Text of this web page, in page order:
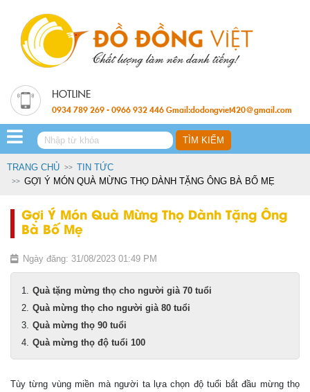
0934 789 269 - 0966 932 446 Gmail:dodongviet420@gmail.com
TRANG CHỦ
TIN TỨC
GỢI Ý MÓN QUÀ MỪNG THỌ DÀNH TẶNG ÔNG BÀ BỐ MẸ
Gợi Ý Món Quà Mừng Thọ Dành Tặng Ông
Bà Bố Mẹ
Ngày đăng: 31/08/2023 01:49 PM
Quà tặng mừng thọ cho người già 70 tuổi
Quà mừng thọ cho người già 80 tuổi
Quà mừng thọ 90 tuổi
Quà mừng thọ độ tuổi 100
Tùy từng vùng miền mà người ta lựa chọn độ tuổi bắt đầu mừng thọ